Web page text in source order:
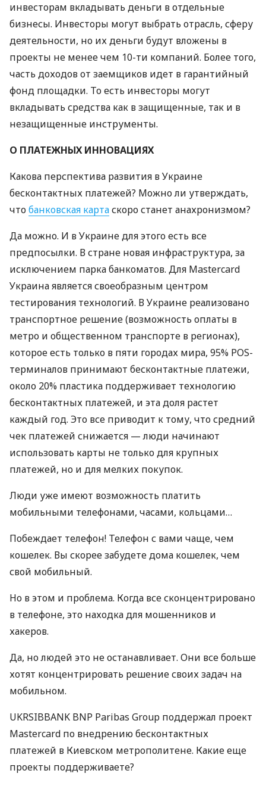
инвесторам вкладывать деньги в отдельные
бизнесы. Инвесторы могут выбрать отрасль, сферу
деятельности, но их деньги будут вложены в
проекты не менее чем 10-ти компаний. Более того,
часть доходов от заемщиков идет в гарантийный
фонд площадки. То есть инвесторы могут
вкладывать средства как в защищенные, так и в
незащищенные инструменты.
О ПЛАТЕЖНЫХ ИННОВАЦИЯХ
Какова перспектива развития в Украине
бесконтактных платежей? Можно ли утверждать,
чтобанковская картаскоро станет анахронизмом?
Да можно. И в Украине для этого есть все
предпосылки. В стране новая инфраструктура, за
исключением парка банкоматов. Для Mastercard
Украина является своеобразным центром
тестирования технологий. В Украине реализовано
транспортное решение (возможность оплаты в
метро и общественном транспорте в регионах),
которое есть только в пяти городах мира, 95% POS-
терминалов принимают бесконтактные платежи,
около 20% пластика поддерживает технологию
бесконтактных платежей, и эта доля растет
каждый год. Это все приводит к тому, что средний
чек платежей снижается — люди начинают
использовать карты не только для крупных
платежей, но и для мелких покупок.
Люди уже имеют возможность платить
мобильными телефонами, часами, кольцами…
Побеждает телефон! Телефон с вами чаще, чем
кошелек. Вы скорее забудете дома кошелек, чем
свой мобильный.
Но в этом и проблема. Когда все сконцентрировано
в телефоне, это находка для мошенников и
хакеров.
Да, но людей это не останавливает. Они все больше
хотят концентрировать решение своих задач на
мобильном.
UKRSIBBANK BNP Paribas Group поддержал проект
Mastercard по внедрению бесконтактных
платежей в Киевском метрополитене. Какие еще
проекты поддерживаете?